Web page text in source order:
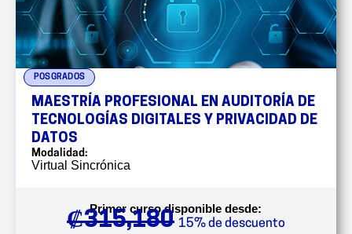
POSGRADOS
MAESTRÍA PROFESIONAL EN AUDITORÍA DE
TECNOLOGÍAS DIGITALES Y PRIVACIDAD DE
DATOS
Modalidad:
Virtual Sincrónica
Primer curso disponible desde:
₡315,180 15% de descuento